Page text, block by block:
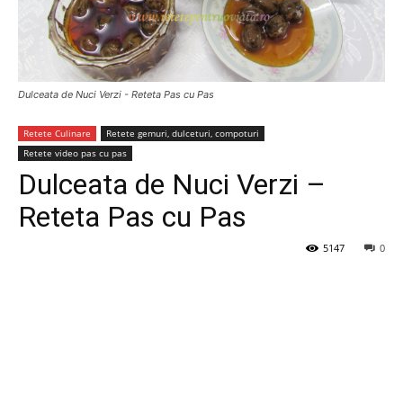
Dulceata de Nuci Verzi - Reteta Pas cu Pas
Retete Culinare
Retete gemuri, dulceturi, compoturi
Retete video pas cu pas
Dulceata de Nuci Verzi –
Reteta Pas cu Pas
0
5147